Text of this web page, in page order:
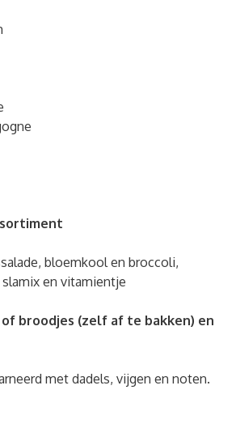
bloemkool en broccoli,
en vitamientje
broodjes (zelf af te bakken) en
met dadels, vijgen en noten.